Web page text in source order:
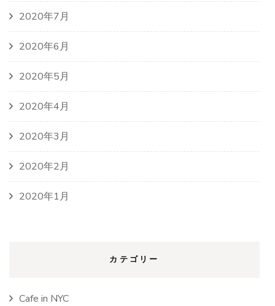
2020年7月
2020年6月
2020年5月
2020年4月
2020年3月
2020年2月
2020年1月
カテゴリー
Cafe in NYC